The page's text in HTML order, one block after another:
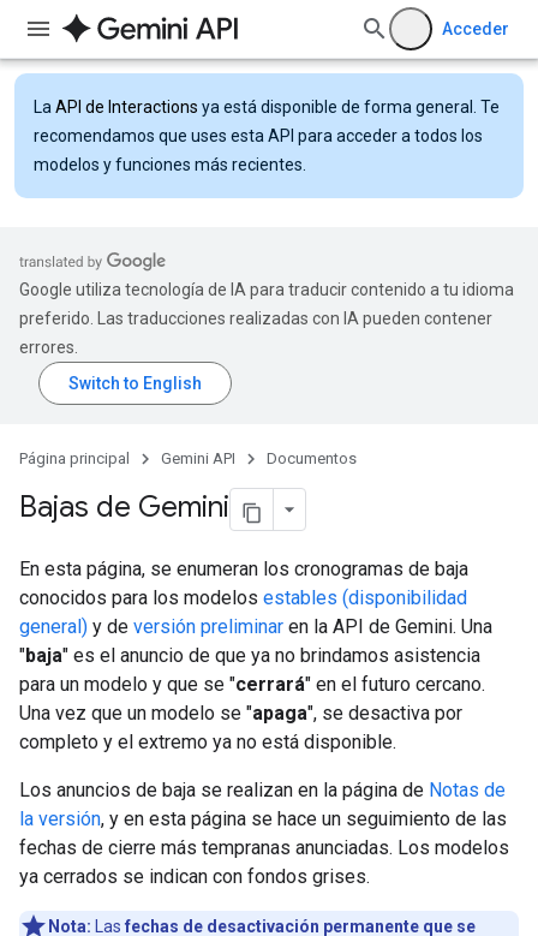
Acceder
La API de Interactions ya está disponible de forma general. Te
recomendamos que uses esta API para acceder a todos los
modelos y funciones más recientes.
Google utiliza tecnología de IA para traducir contenido a tu idioma
preferido. Las traducciones realizadas con IA pueden contener
errores.
Página principal Gemini API Documentos
Bajas de Gemini
En esta página, se enumeran los cronogramas de baja
conocidos para los modelos estables (disponibilidad
general) y de versión preliminar en la API de Gemini. Una
"baja" es el anuncio de que ya no brindamos asistencia
para un modelo y que se "cerrará" en el futuro cercano.
Una vez que un modelo se "apaga", se desactiva por
completo y el extremo ya no está disponible.
Los anuncios de baja se realizan en la página de Notas de
la versión, y en esta página se hace un seguimiento de las
fechas de cierre más tempranas anunciadas. Los modelos
ya cerrados se indican con fondos grises.
Nota: Las fechas de desactivación permanente que se